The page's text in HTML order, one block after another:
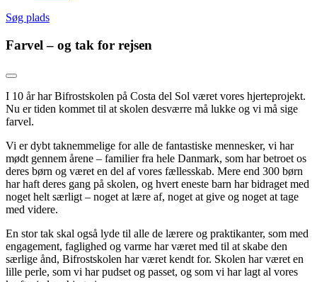
Søg plads
Farvel – og tak for rejsen
I 10 år har Bifrostskolen på Costa del Sol været vores hjerteprojekt.
Nu er tiden kommet til at skolen desværre må lukke og vi må sige
farvel.
Vi er dybt taknemmelige for alle de fantastiske mennesker, vi har
mødt gennem årene – familier fra hele Danmark, som har betroet os
deres børn og været en del af vores fællesskab. Mere end 300 børn
har haft deres gang på skolen, og hvert eneste barn har bidraget med
noget helt særligt – noget at lære af, noget at give og noget at tage
med videre.
En stor tak skal også lyde til alle de lærere og praktikanter, som med
engagement, faglighed og varme har været med til at skabe den
særlige ånd, Bifrostskolen har været kendt for. Skolen har været en
lille perle, som vi har pudset og passet, og som vi har lagt al vores